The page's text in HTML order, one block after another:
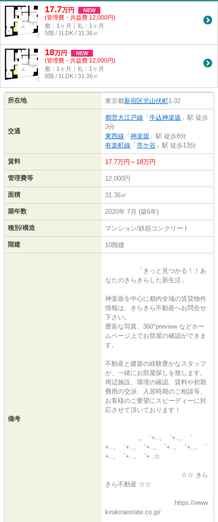
17.7万円 NEW
(管理費・共益費 12,000円)
敷：1ヶ月｜礼：1ヶ月
5階 / 1LDK / 31.36㎡
18万円 NEW
(管理費・共益費 12,000円)
敷：1ヶ月｜礼：1ヶ月
8階 / 1LDK / 31.36㎡
所在地 東京都新宿区北山伏町1-32
交通
都営大江戸線 「 牛込神楽坂 」駅 徒歩
3分
東西線 「 神楽坂 」駅 徒歩8分
有楽町線 「 市ケ谷 」駅 徒歩13分
賃料 17.7万円～18万円
管理費等 12,000円
面積 31.36㎡
築年数 2020年 7月 (築6年)
種別/構造 マンション/鉄筋コンクリート
階建 10階建
備考
「きっと見つかる！！あ
なたのきらきらした新生活」
神楽坂を中心に都内全域の賃貸物件
情報は、きらきら不動産へお問合せ
下さい。
豊富な写真、360°preview などホー
ムページ上でお部屋の確認ができま
す。
不動産と建築の経験豊かなスタッフ
が、一緒にお部屋探しを致します。
周辺施設、環境の確認、賃料や初期
費用の交渉、入居時期のご相談等、
お客様のご要望にスピーディーに対
応させて頂いております！
.。゜+..。゜+..。゜
+..。゜+..。゜+..。゜+..。゜+..。゜
+..。゜+..。゜+..☆
☆☆ きら
きら不動産 ☆☆
https://www.
kirakiraestate.co.jp/